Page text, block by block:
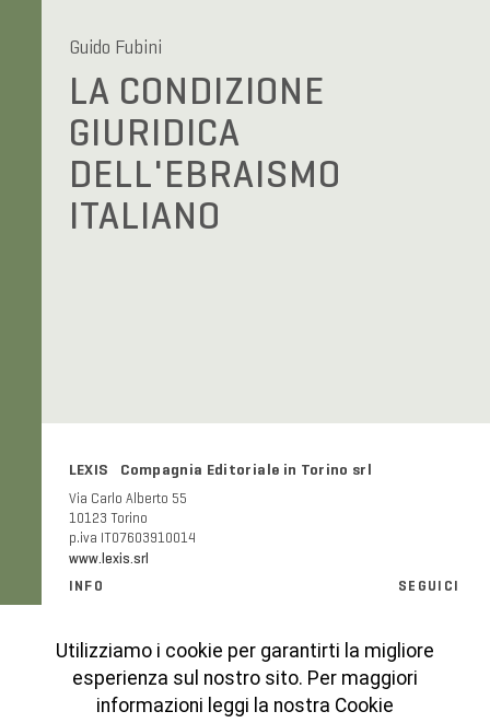
Guido Fubini
LA CONDIZIONE
GIURIDICA
DELL'EBRAISMO
ITALIANO
LEXIS Compagnia Editoriale in Torino srl
Via Carlo Alberto 55
10123 Torino
p.iva IT07603910014
www.lexis.srl
INFO
Modalità e costi di spedizione
Codice etico
Cookies Policy
SEGUICI
Instagram
Utilizziamo i cookie per garantirti la migliore
esperienza sul nostro sito. Per maggiori
informazioni leggi la nostra Cookie